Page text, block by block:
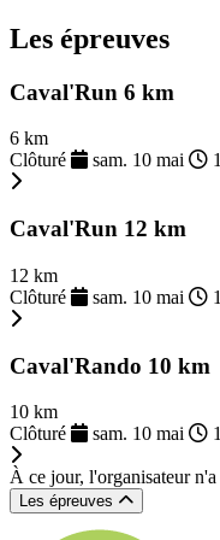
Les épreuves
Caval'Run 6 km
6 km
Clôturé
sam. 10 mai
Caval'Run 12 km
12 km
Clôturé
sam. 10 mai
Caval'Rando 10 km
10 km
Clôturé
sam. 10 mai
À ce jour, l'organisateur
Les épreuves